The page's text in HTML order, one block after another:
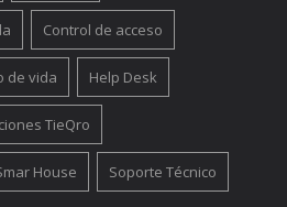
Control de acceso
de vida Help Desk
TieQro
House Soporte Técnico